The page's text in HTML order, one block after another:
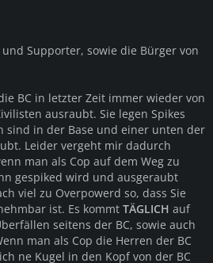
Supporter, sowie die Bürger von
BC in letzter Zeit immer wieder von
ausraubt. Sie legen Spikes
sind in der Base und einer unten der
Leider vergeht mir dadurch
man als Cop auf dem Weg zu
gespiked wird und ausgeraubt
viel zu Overpowerd so, dass Sie
ist. Es kommt TÄGLICH auf
seitens der BC, sowie auch
man als Cop die Herren der BC
ne Kugel in den Kopf von der BC